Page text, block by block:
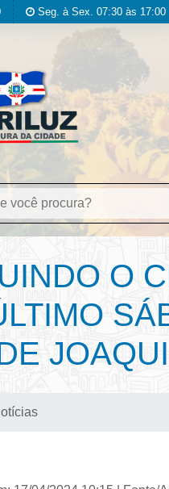
Seg. à Sex. 07:30 às 17:00
O